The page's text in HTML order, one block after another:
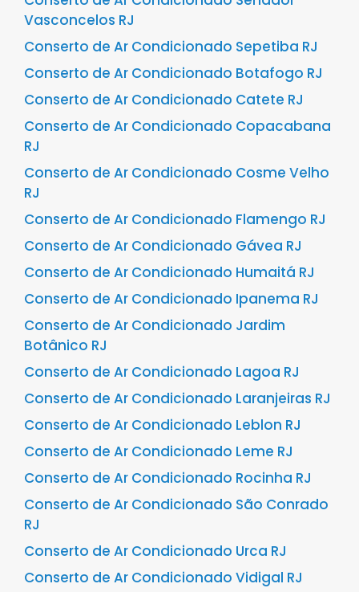
Vasconcelos RJ
Conserto de Ar Condicionado Sepetiba RJ
Conserto de Ar Condicionado Botafogo RJ
Conserto de Ar Condicionado Catete RJ
Conserto de Ar Condicionado Copacabana
RJ
Conserto de Ar Condicionado Cosme Velho
RJ
Conserto de Ar Condicionado Flamengo RJ
Conserto de Ar Condicionado Gávea RJ
Conserto de Ar Condicionado Humaitá RJ
Conserto de Ar Condicionado Ipanema RJ
Conserto de Ar Condicionado Jardim
Botânico RJ
Conserto de Ar Condicionado Lagoa RJ
Conserto de Ar Condicionado Laranjeiras RJ
Conserto de Ar Condicionado Leblon RJ
Conserto de Ar Condicionado Leme RJ
Conserto de Ar Condicionado Rocinha RJ
Conserto de Ar Condicionado São Conrado
RJ
Conserto de Ar Condicionado Urca RJ
Conserto de Ar Condicionado Vidigal RJ